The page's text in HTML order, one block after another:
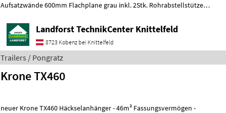
Aufsatzwände 600mm Flachplane grau inkl. 2Stk. Rohrabstellstützen
Landforst TechnikCenter Knittelfeld
8723 Kobenz bei Knittelfeld
Trailers / Pongratz
Krone TX460
neuer Krone TX460 Häckselanhänger - 46m³ Fassungsvermögen -